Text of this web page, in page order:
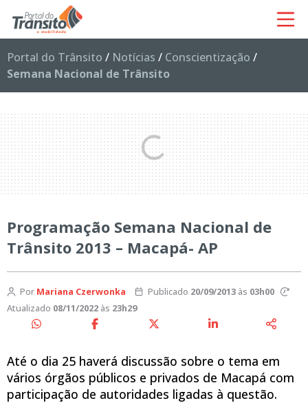
Portal do Trânsito / Notícias / Conscientização /
Semana Nacional de Trânsito
Programação Semana Nacional de
Trânsito 2013 – Macapá- AP
Por Mariana Czerwonka Publicado 20/09/2013às 03h00
Atualizado 08/11/2022 às 23h29
Até o dia 25 haverá discussão sobre o tema em
vários órgãos públicos e privados de Macapá com
participação de autoridades ligadas à questão.